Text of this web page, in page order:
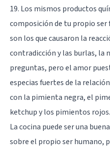
19. Los mismos productos
composición de tu propio
son los que causaron la
contradicción y las burlas, la
preguntas, pero el amor
especias fuertes de la
con la pimienta negra, el
ketchup y los pimientos rojos.
La cocina puede ser una
sobre el propio ser humano,